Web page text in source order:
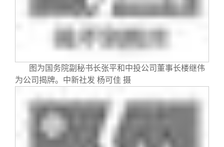
校友文苑
校友讲坛
校友视界
三创大赛
实用信息
会长致辞
总会章程
理事会名单
图为国务院副秘书长张平和中投公司董事长楼继伟
为公司揭牌。中新社发 杨可佳 摄